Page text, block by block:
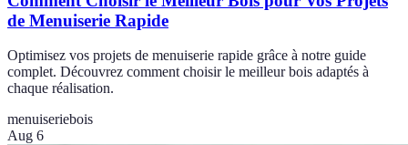
de Menuiserie Rapide
Optimisez vos projets de menuiserie rapide grâce à notre guide
complet. Découvrez comment choisir le meilleur bois adaptés à
chaque réalisation.
menuiseriebois
Aug 6